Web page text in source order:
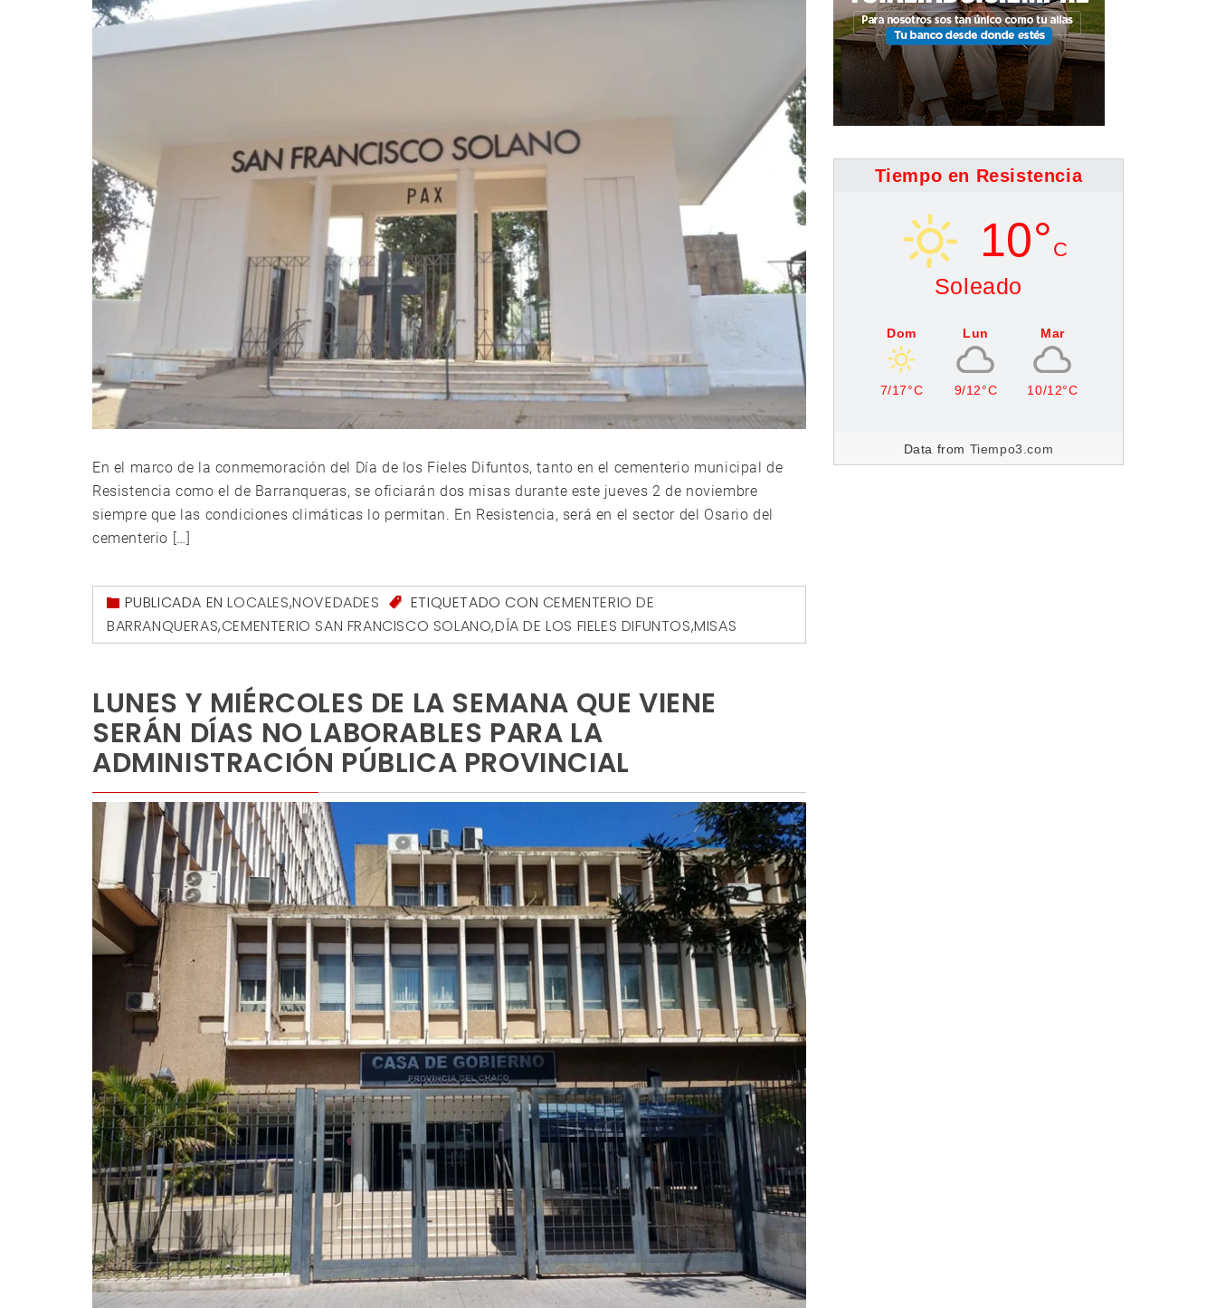
En el marco de la conmemoración del Día de los Fieles Difuntos, tanto en el cementerio municipal de
Resistencia como el de Barranqueras, se oficiarán dos misas durante este jueves 2 de noviembre
siempre que las condiciones climáticas lo permitan. En Resistencia, será en el sector del Osario del
cementerio […]
PUBLICADA ENLOCALES,NOVEDADES ETIQUETADO CON CEMENTERIO DE
BARRANQUERAS,CEMENTERIO SAN FRANCISCO SOLANO,DÍA DE LOS FIELES DIFUNTOS,MISAS
LUNES Y MIÉRCOLES DE LA SEMANA QUE VIENE
SERÁN DÍAS NO LABORABLES PARA LA
ADMINISTRACIÓN PÚBLICA PROVINCIAL
Tiempo en Resistencia
10° C
Soleado
Dom
7/17°C
Lun
9/12°C
Mar
10/12°C
Data from Tiempo3.com